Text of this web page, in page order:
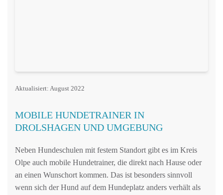
Aktualisiert: August 2022
MOBILE HUNDETRAINER IN
DROLSHAGEN UND UMGEBUNG
Neben Hundeschulen mit festem Standort gibt es im Kreis
Olpe auch mobile Hundetrainer, die direkt nach Hause oder
an einen Wunschort kommen. Das ist besonders sinnvoll
wenn sich der Hund auf dem Hundeplatz anders verhält als